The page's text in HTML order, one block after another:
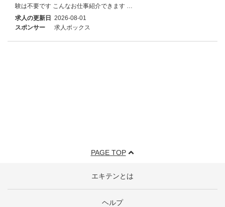
験は不要です こんなお仕事紹介できます …
求人の更新日 2026-08-01
スポンサー
求人ボックス
PAGE TOP
エキテンとは
ヘルプ